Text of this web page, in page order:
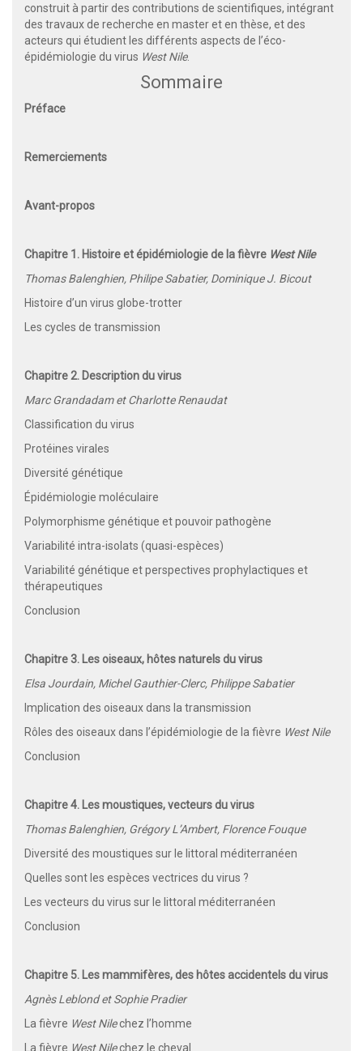
construit à partir des contributions de scientifiques, intégrant
des travaux de recherche en master et en thèse, et des
acteurs qui étudient les différents aspects de l’éco-
épidémiologie du virus West Nile.
Sommaire
Préface
Remerciements
Avant-propos
Chapitre 1. Histoire et épidémiologie de la fièvre West Nile
Thomas Balenghien, Philipe Sabatier, Dominique J. Bicout
Histoire d’un virus globe-trotter
Les cycles de transmission
Chapitre 2. Description du virus
Marc Grandadam et Charlotte Renaudat
Classification du virus
Protéines virales
Diversité génétique
Épidémiologie moléculaire
Polymorphisme génétique et pouvoir pathogène
Variabilité intra-isolats (quasi-espèces)
Variabilité génétique et perspectives prophylactiques et
thérapeutiques
Conclusion
Chapitre 3. Les oiseaux, hôtes naturels du virus
Elsa Jourdain, Michel Gauthier-Clerc, Philippe Sabatier
Implication des oiseaux dans la transmission
Rôles des oiseaux dans l’épidémiologie de la fièvre West Nile
Conclusion
Chapitre 4. Les moustiques, vecteurs du virus
Thomas Balenghien, Grégory L’Ambert, Florence Fouque
Diversité des moustiques sur le littoral méditerranéen
Quelles sont les espèces vectrices du virus ?
Les vecteurs du virus sur le littoral méditerranéen
Conclusion
Chapitre 5. Les mammifères, des hôtes accidentels du virus
Agnès Leblond et Sophie Pradier
La fièvre West Nilechez l’homme
La fièvre West Nilechez le cheval